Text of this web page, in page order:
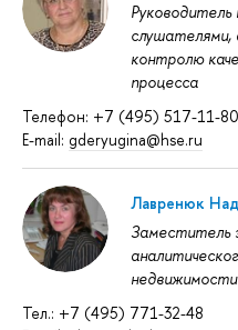
контролю
процесса
Телефон: +7 (495) 517-11-80
E-mail: gderyugina@hse.ru
Лавренюк
Заместитель
недвижимости
Тел.: +7 (495) 771-32-48